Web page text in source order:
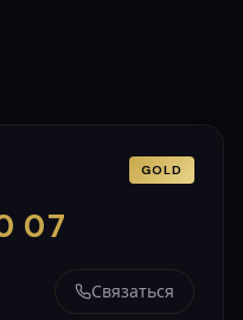
GOLD
07
Связаться